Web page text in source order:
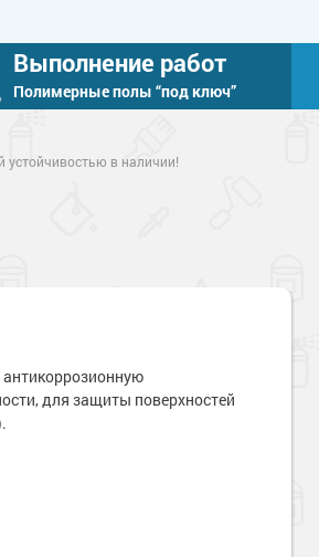
Выполнение работ
Полимерные полы “под ключ”
устойчивостью в наличии!
для защиты поверхностей